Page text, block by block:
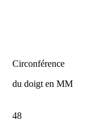
Circonférence
du doigt en MM
48